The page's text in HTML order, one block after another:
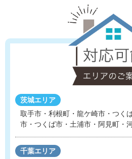
茨城エリア
取手市・利根町・龍ケ崎市・つく
市・つくば市・土浦市・阿見町・
千葉エリア